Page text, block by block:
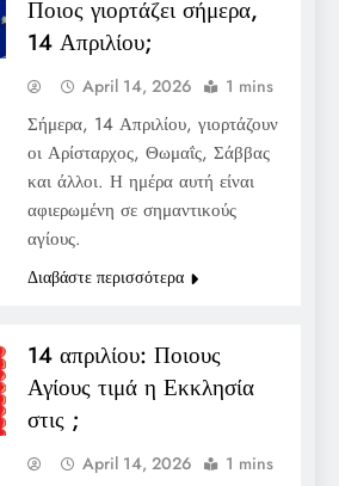
Ποιος γιορτάζει σήμερα,
14 Απριλίου;
April 14, 2026 1 mins
Σήμερα, 14 Απριλίου, γιορτάζουν
οι Αρίσταρχος, Θωμαΐς, Σάββας
και άλλοι. Η ημέρα αυτή είναι
αφιερωμένη σε σημαντικούς
αγίους.
Διαβάστε περισσότερα
14 απριλίου: Ποιους
Αγίους τιμά η Εκκλησία
στις ;
April 14, 2026 1 mins